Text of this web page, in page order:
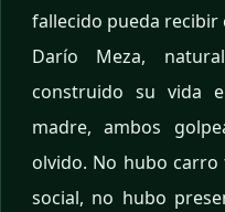
fallecido pueda
Darío Meza,
construido su vida
madre, ambos
olvido. No hubo
social, no hubo